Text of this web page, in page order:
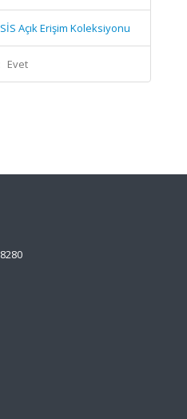
Açık Erişim Koleksiyonu
Evet